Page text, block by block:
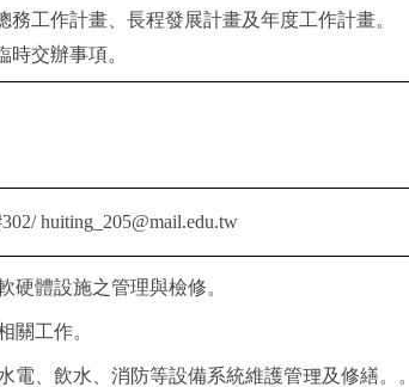
務工作計畫、長程發展計畫及年度工作計畫。
時交辦事項。
huiting_205@mail.edu.tw
硬體設施之管理與檢修。
關工作。
電、飲水、消防等設備系統維護管理及修繕。。